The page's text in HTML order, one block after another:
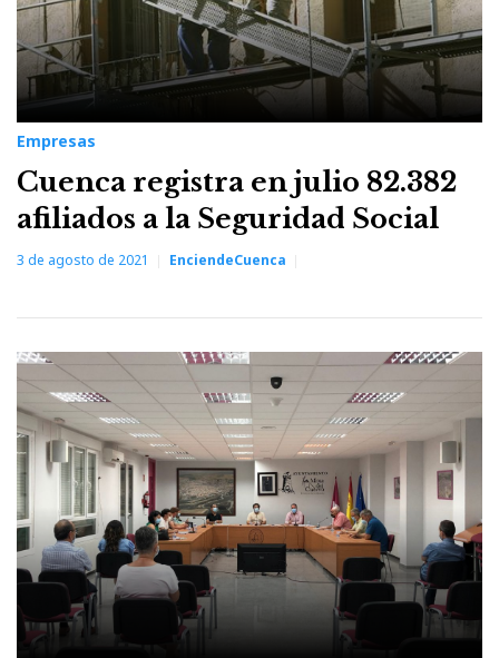
Empresas
Cuenca registra en julio 82.382
afiliados a la Seguridad Social
3 de agosto de 2021 EnciendeCuenca